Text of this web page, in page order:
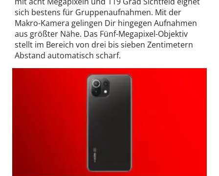
sich bestens für Gruppenaufnahmen. Mit der
Makro-Kamera gelingen Dir hingegen Aufnahmen
aus größter Nähe. Das Fünf-Megapixel-Objektiv
stellt im Bereich von drei bis sieben Zentimetern
Abstand automatisch scharf.